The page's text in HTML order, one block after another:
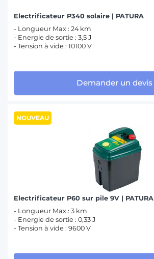
Electrificateur P340 solaire | PATURA
- Longueur Max : 24 km
- Energie de sortie : 3,5 J
- Tension à vide : 10100 V
Demander un devis
NOUVEAU
Electrificateur P60 sur pile 9V | PATURA
- Longueur Max : 3 km
- Energie de sortie : 0,33 J
- Tension à vide : 9600 V